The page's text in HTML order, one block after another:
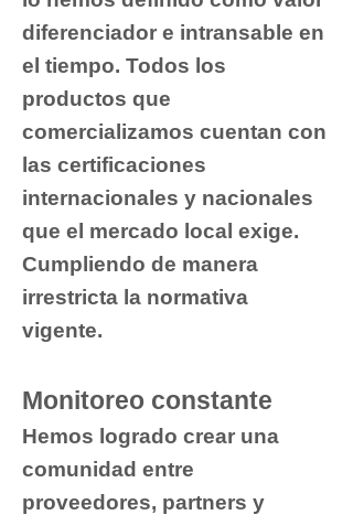
diferenciador e intransable en
el tiempo. Todos los
productos que
comercializamos cuentan con
las certificaciones
internacionales y nacionales
que el mercado local exige.
Cumpliendo de manera
irrestricta la normativa
vigente.
Monitoreo constante
Hemos logrado crear una
comunidad entre
proveedores, partners y